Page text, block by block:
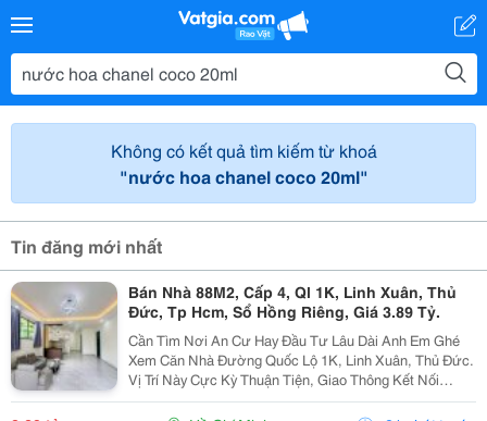
Không có kết quả tìm kiếm từ khoá
"nước hoa chanel coco 20ml"
Tin đăng mới nhất
Bán Nhà 88M2, Cấp 4, Ql 1K, Linh Xuân, Thủ
Đức, Tp Hcm, Sổ Hồng Riêng, Giá 3.89 Tỷ.
Cần Tìm Nơi An Cư Hay Đầu Tư Lâu Dài Anh Em Ghé
Xem Căn Nhà Đường Quốc Lộ 1K, Linh Xuân, Thủ Đức.
Vị Trí Này Cực Kỳ Thuận Tiện, Giao Thông Kết Nối
Nhanh Chóng, Cực Kỳ Phù Hợp Cho Khách Mua Để Giữ